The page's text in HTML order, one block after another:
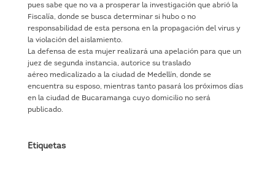
pues sabe que no va a prosperar la investigación que abrió la
Fiscalía, donde se busca determinar si hubo o no
responsabilidad de esta persona en la propagación del virus y
la violación del aislamiento.
La defensa de esta mujer realizará una apelación para que un
juez de segunda instancia, autorice su traslado
aéreo medicalizado a la ciudad de Medellín, donde se
encuentra su esposo, mientras tanto pasará los próximos días
en la ciudad de Bucaramanga cuyo domicilio no será
publicado.
Etiquetas